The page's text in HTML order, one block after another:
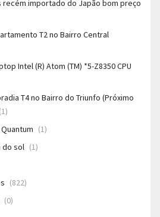
recém importado do Japão bom preço
T2 no Bairro Central
Intel (R) Atom (TM) *5-Z8350 CPU
T4 no Bairro do Triunfo (Próximo
(1)
(1)
do sol (1)
(822)
(0)